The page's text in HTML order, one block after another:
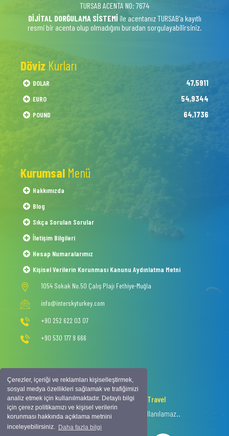
Çerezler, içeriği ve reklamları kişiselleştirmek,
sosyal medya özellikleri sağlamak ve trafiğimizi
analiz etmek için kullanılmaktadır. Detaylı bilgi
için çerez politikamızı ve kişisel verilerin
korunması hakkında açıklama metnini
inceleyebilirsiniz. Daha fazla bilgi
TURSAB ACENTA NO: 7674
DİJİTAL DORĞULAMA SİSTEMİ ile acentanız TURSAB'a kayıtlı
resmi bir acenta olup olmadığını buradan sorgulayabilirsiniz.
Döviz Kurları
DOLAR 47,5911
EURO 54,9344
POUND 64,1736
Kurumsal Menü
Hakkımızda
Blog
Sıkça Sorulan Sorular
İletişim Bilgileri
Hesap Numaralarımız
Kişisel Verilerin Korunması Kanunu Aydınlatma Metni
1054 Sokak No.50 Çalış Plajı Fethiye-Muğla
info@interskyturkey.com
+90 252 622 03 07
+90 530 177 9 666
2020 © Copyright -Intersky Travel
Tüm hakkı saklıdır, izinsiz içerik kullanılamaz..